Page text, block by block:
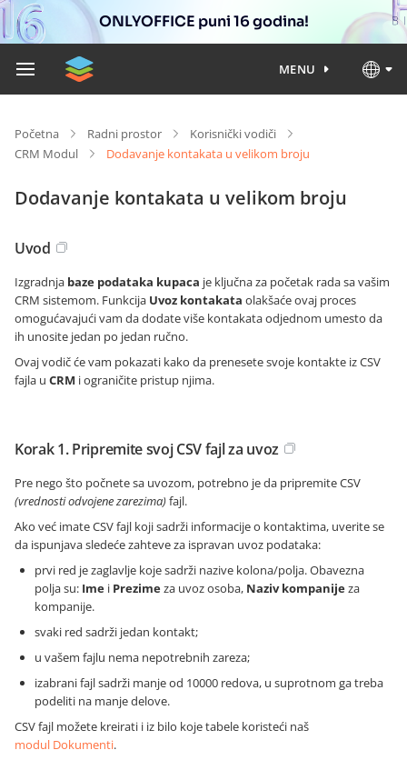
ONLYOFFICE puni 16 godina!
MENU
Početna Radni prostor
Korisnički vodiči
CRM Modul
Dodavanje kontakata u velikom broju
Dodavanje kontakata u velikom broju
Uvod
Izgradnja baze podataka kupaca je ključna za početak rada sa vašim
CRM sistemom. Funkcija Uvoz kontakata olakšaće ovaj proces
omogućavajući vam da dodate više kontakata odjednom umesto da
ih unosite jedan po jedan ručno.
Ovaj vodič će vam pokazati kako da prenesete svoje kontakte iz CSV
fajla u CRM i ograničite pristup njima.
Korak 1. Pripremite svoj CSV fajl za uvoz
Pre nego što počnete sa uvozom, potrebno je da pripremite CSV
(vrednosti odvojene zarezima)fajl.
Ako već imate CSV fajl koji sadrži informacije o kontaktima, uverite se
da ispunjava sledeće zahteve za ispravan uvoz podataka:
prvi red je zaglavlje koje sadrži nazive kolona/polja. Obavezna
polja su: Ime i Prezimeza uvoz osoba, Naziv kompanijeza
kompanije.
svaki red sadrži jedan kontakt;
u vašem fajlu nema nepotrebnih zareza;
izabrani fajl sadrži manje od 10000 redova, u suprotnom ga treba
podeliti na manje delove.
CSV fajl možete kreirati i iz bilo koje tabele koristeći naš
modul Dokumenti.